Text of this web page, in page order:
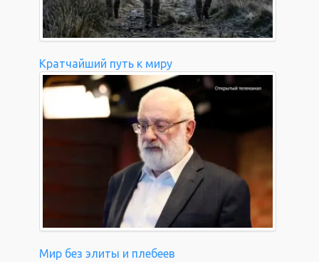
Кратчайший путь к миру
Мир без элиты и плебеев